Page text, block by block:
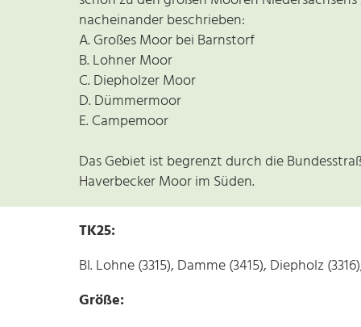
nacheinander beschrieben:
A. Großes Moor bei Barnstorf
B. Lohner Moor
C. Diepholzer Moor
D. Dümmermoor
E. Campemoor
Das Gebiet ist begrenzt durch die
Haverbecker Moor im Süden.
TK25:
Bl. Lohne (3315), Damme (3415), Diepholz
Größe: